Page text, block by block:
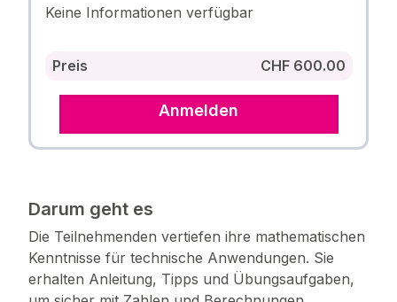
Keine Informationen verfügbar
Preis CHF 600.00
Anmelden
Darum geht es
Die Teilnehmenden vertiefen ihre mathematischen
Kenntnisse für technische Anwendungen. Sie
erhalten Anleitung, Tipps und Übungsaufgaben,